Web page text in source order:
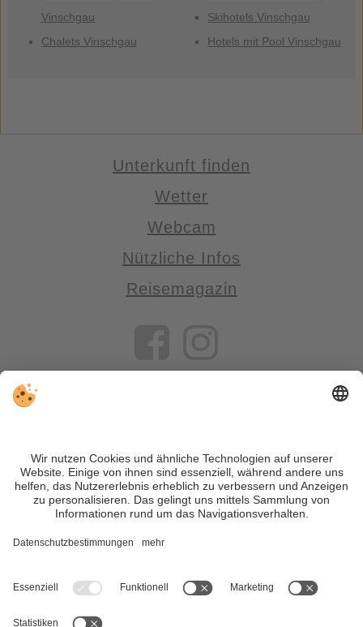
Vinschgau
Chalets Vinschgau
Skihotels Vinschgau
Hotels mit Pool Vinschgau
Unterkunft finden
Wetter
Webcam
Nützliche Infos
Reisemagazin
VIVOSüdtirol ist das Reiseportal für alle, die Südtirol nicht nur
besuchen, sondern wirklich erleben wollen – inklusive Tipps,
tollen Unterkünften und Angeboten.
Trotz genauer Arbeit und ständigem Aktualisieren der Inhalte,
Informieren Sie sich sicherheitshalber nochmals beim